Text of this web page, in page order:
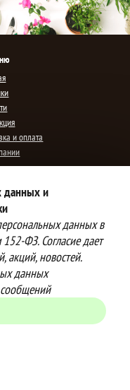
данных и
данных в
ФЗ. Согласие дает
акций, новостей.
данных
и оплата
осуществляет
до терминалов транспортных